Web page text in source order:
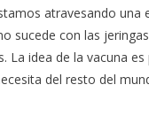
atravesando una
sucede con las
La idea de la vacuna
del resto del